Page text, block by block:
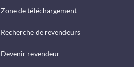
Zone de téléchargement
Recherche de revendeurs
Devenir revendeur